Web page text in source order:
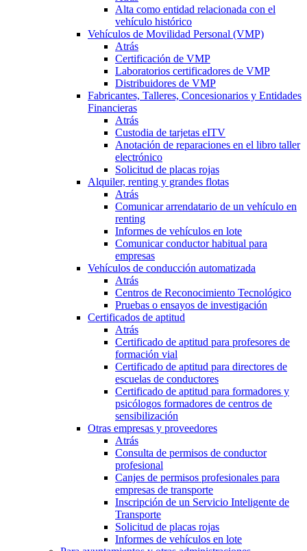
Alta como entidad relacionada con el
vehículo histórico
Vehículos de Movilidad Personal (VMP)
Atrás
Certificación de VMP
Laboratorios certificadores de VMP
Distribuidores de VMP
Fabricantes, Talleres, Concesionarios y Entidades
Financieras
Atrás
Custodia de tarjetas eITV
Anotación de reparaciones en el libro taller
electrónico
Solicitud de placas rojas
Alquiler, renting y grandes flotas
Atrás
Comunicar arrendatario de un vehículo en
renting
Informes de vehículos en lote
Comunicar conductor habitual para
empresas
Vehículos de conducción automatizada
Atrás
Centros de Reconocimiento Tecnológico
Pruebas o ensayos de investigación
Certificados de aptitud
Atrás
Certificado de aptitud para profesores de
formación vial
Certificado de aptitud para directores de
escuelas de conductores
Certificado de aptitud para formadores y
psicólogos formadores de centros de
sensibilización
Otras empresas y proveedores
Atrás
Consulta de permisos de conductor
profesional
Canjes de permisos profesionales para
empresas de transporte
Inscripción de un Servicio Inteligente de
Transporte
Solicitud de placas rojas
Informes de vehículos en lote